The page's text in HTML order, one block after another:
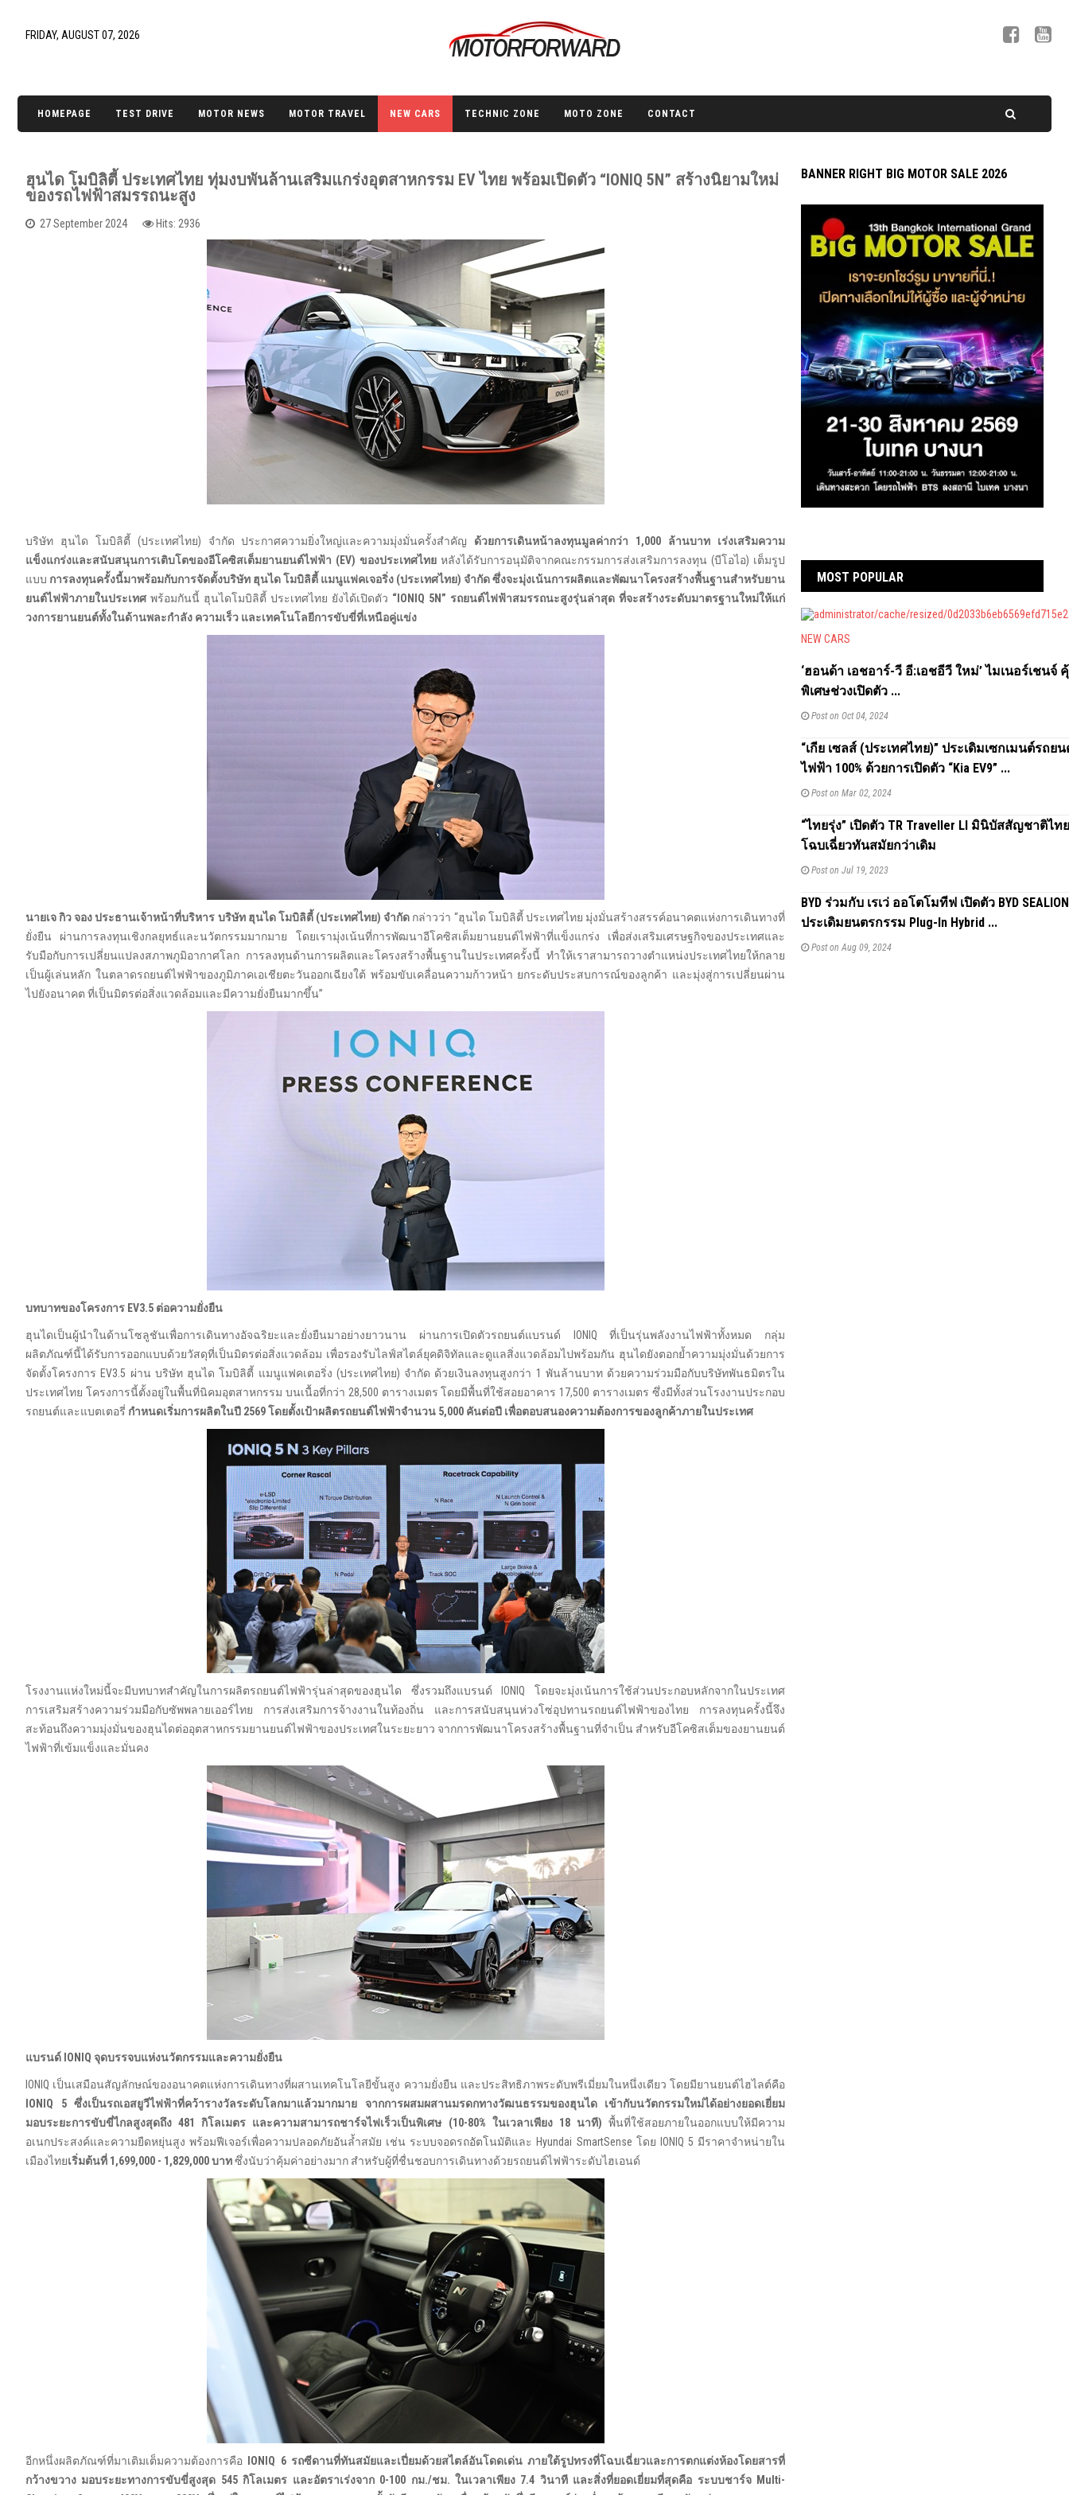
FRIDAY, AUGUST 07, 2026
HOMEPAGE TEST DRIVE MOTOR NEWS MOTOR TRAVEL NEW CARS TECHNIC ZONE MOTO ZONE CONTACT
ฮุนได โมบิลิตี้ ประเทศไทย ทุ่มงบพันล้านเสริมแกร่งอุตสาหกรรม EV ไทย พร้อมเปิดตัว “IONIQ 5N” สร้างนิยามใหม่
ของรถไฟฟ้าสมรรถนะสูง
27 September 2024 Hits: 2936
บริษัท ฮุนได โมบิลิตี้ (ประเทศไทย) จำกัด ประกาศความยิ่งใหญ่และความมุ่งมั่นครั้งสำคัญ ด้วยการเดินหน้าลงทุนมูลค่ากว่า 1,000 ล้านบาท เร่งเสริมความ
แข็งแกร่งและสนับสนุนการเติบโตของอีโคซิสเต็มยานยนต์ไฟฟ้า (EV) ของประเทศไทย หลังได้รับการอนุมัติจากคณะกรรมการส่งเสริมการลงทุน (บีโอไอ) เต็มรูป
แบบ การลงทุนครั้งนี้มาพร้อมกับการจัดตั้งบริษัท ฮุนได โมบิลิตี้ แมนูแฟคเจอริ่ง (ประเทศไทย) จำกัด ซึ่งจะมุ่งเน้นการผลิตและพัฒนาโครงสร้างพื้นฐานสำหรับยาน
ยนต์ไฟฟ้าภายในประเทศ พร้อมกันนี้ ฮุนไดโมบิลิตี้ ประเทศไทย ยังได้เปิดตัว “IONIQ 5N” รถยนต์ไฟฟ้าสมรรถนะสูงรุ่นล่าสุด ที่จะสร้างระดับมาตรฐานใหม่ให้แก่
วงการยานยนต์ทั้งในด้านพละกำลัง ความเร็ว และเทคโนโลยีการขับขี่ที่เหนือคู่แข่ง
นายเจ กิว จอง ประธานเจ้าหน้าที่บริหาร บริษัท ฮุนได โมบิลิตี้ (ประเทศไทย) จำกัด กล่าวว่า “ฮุนได โมบิลิตี้ ประเทศไทย มุ่งมั่นสร้างสรรค์อนาคตแห่งการเดินทางที่
ยั่งยืน ผ่านการลงทุนเชิงกลยุทธ์และนวัตกรรมมากมาย โดยเรามุ่งเน้นที่การพัฒนาอีโคซิสเต็มยานยนต์ไฟฟ้าที่แข็งแกร่ง เพื่อส่งเสริมเศรษฐกิจของประเทศและ
รับมือกับการเปลี่ยนแปลงสภาพภูมิอากาศโลก การลงทุนด้านการผลิตและโครงสร้างพื้นฐานในประเทศครั้งนี้ ทำให้เราสามารถวางตำแหน่งประเทศไทยให้กลาย
เป็นผู้เล่นหลัก ในตลาดรถยนต์ไฟฟ้าของภูมิภาคเอเชียตะวันออกเฉียงใต้ พร้อมขับเคลื่อนความก้าวหน้า ยกระดับประสบการณ์ของลูกค้า และมุ่งสู่การเปลี่ยนผ่าน
ไปยังอนาคต ที่เป็นมิตรต่อสิ่งแวดล้อมและมีความยั่งยืนมากขึ้น”
บทบาทของโครงการ EV3.5 ต่อความยั่งยืน
ฮุนไดเป็นผู้นำในด้านโซลูชันเพื่อการเดินทางอัจฉริยะและยั่งยืนมาอย่างยาวนาน ผ่านการเปิดตัวรถยนต์แบรนด์ IONIQ ที่เป็นรุ่นพลังงานไฟฟ้าทั้งหมด กลุ่ม
ผลิตภัณฑ์นี้ได้รับการออกแบบด้วยวัสดุที่เป็นมิตรต่อสิ่งแวดล้อม เพื่อรองรับไลฟ์สไตล์ยุคดิจิทัลและดูแลสิ่งแวดล้อมไปพร้อมกัน ฮุนไดยังตอกย้ำความมุ่งมั่นด้วยการ
จัดตั้งโครงการ EV3.5 ผ่าน บริษัท ฮุนได โมบิลิตี้ แมนูแฟคเตอริ่ง (ประเทศไทย) จำกัด ด้วยเงินลงทุนสูงกว่า 1 พันล้านบาท ด้วยความร่วมมือกับบริษัทพันธมิตรใน
ประเทศไทย โครงการนี้ตั้งอยู่ในพื้นที่นิคมอุตสาหกรรม บนเนื้อที่กว่า 28,500 ตารางเมตร โดยมีพื้นที่ใช้สอยอาคาร 17,500 ตารางเมตร ซึ่งมีทั้งส่วนโรงงานประกอบ
รถยนต์และแบตเตอรี่ กำหนดเริ่มการผลิตในปี 2569โดยตั้งเป้าผลิตรถยนต์ไฟฟ้าจำนวน 5,000 คันต่อปี เพื่อตอบสนองความต้องการของลูกค้าภายในประเทศ
โรงงานแห่งใหม่นี้จะมีบทบาทสำคัญในการผลิตรถยนต์ไฟฟ้ารุ่นล่าสุดของฮุนได ซึ่งรวมถึงแบรนด์ IONIQ โดยจะมุ่งเน้นการใช้ส่วนประกอบหลักจากในประเทศ
การเสริมสร้างความร่วมมือกับซัพพลายเออร์ไทย การส่งเสริมการจ้างงานในท้องถิ่น และการสนับสนุนห่วงโซ่อุปทานรถยนต์ไฟฟ้าของไทย การลงทุนครั้งนี้จึง
สะท้อนถึงความมุ่งมั่นของฮุนไดต่ออุตสาหกรรมยานยนต์ไฟฟ้าของประเทศในระยะยาว จากการพัฒนาโครงสร้างพื้นฐานที่จำเป็น สำหรับอีโคซิสเต็มของยานยนต์
ไฟฟ้าที่เข้มแข็งและมั่นคง
แบรนด์ IONIQ จุดบรรจบแห่งนวัตกรรมและความยั่งยืน
IONIQ เป็นเสมือนสัญลักษณ์ของอนาคตแห่งการเดินทางที่ผสานเทคโนโลยีขั้นสูง ความยั่งยืน และประสิทธิภาพระดับพรีเมี่ยมในหนึ่งเดียว โดยมียานยนต์ไฮไลต์คือ
IONIQ 5ซึ่งเป็นรถเอสยูวีไฟฟ้าที่คว้ารางวัลระดับโลกมาแล้วมากมาย จากการผสมผสานมรดกทางวัฒนธรรมของฮุนได เข้ากับนวัตกรรมใหม่ได้อย่างยอดเยี่ยม
มอบระยะการขับขี่ไกลสูงสุดถึง481 กิโลเมตร และความสามารถชาร์จไฟเร็วเป็นพิเศษ (10-80% ในเวลาเพียง 1 8 นาที) พื้นที่ใช้สอยภายในออกแบบให้มีความ
อเนกประสงค์และความยืดหยุ่นสูง พร้อมฟีเจอร์เพื่อความปลอดภัยอันล้ำสมัย เช่น ระบบจอดรถอัตโนมัติและ Hyundai SmartSense โดย IONIQ 5 มีราคาจำหน่ายใน
เมืองไทยเริ่มต้นที่ 1,699,000 - 1,829,000บาทซึ่งนับว่าคุ้มค่าอย่างมาก สำหรับผู้ที่ชื่นชอบการเดินทางด้วยรถยนต์ไฟฟ้าระดับไฮเอนด์
อีกหนึ่งผลิตภัณฑ์ที่มาเติมเต็มความต้องการคือ IONIQ 6รถซีดานที่ทันสมัยและเปี่ยมด้วยสไตล์อันโดดเด่น ภายใต้รูปทรงที่โฉบเฉี่ยวและการตกแต่งห้องโดยสารที่
กว้างขวาง มอบระยะทางการขับขี่สูงสุด 545กิโลเมตร และอัตราเร่งจาก 0-100 กม./ชม. ในเวลาเพียง 7.4 วินาที และสิ่งที่ยอดเยี่ยมที่สุดคือ ระบบชาร์จ Multi-
BANNER RIGHT BIG MOTOR SALE 2026
MOST POPULAR
NEW CARS
‘ฮอนด้า เอชอาร์-วี อี:เอชอีวี ใหม่’ ไมเนอร์เชน
พิเศษช่วงเปิดตัว ...
Post on Oct 04, 2024
“เกีย เซลส์ (ประเทศไทย)” ประเดิมเซกเมนต์รถ
ไฟฟ้า 100% ด้วยการเปิดตัว “Kia EV9” ...
Post on Mar 02, 2024
“ไทยรุ่ง” เปิดตัว TR Traveller Ll มินิบัสสัญชาติไ
โฉบเฉี่ยวทันสมัยกว่าเดิม
Post on Jul 19, 2023
BYD ร่วมกับ เรเว่ ออโตโมทีฟ เปิดตัว BYD
ประเดิมยนตรกรรม Plug-In Hybrid ...
Post on Aug 09, 2024